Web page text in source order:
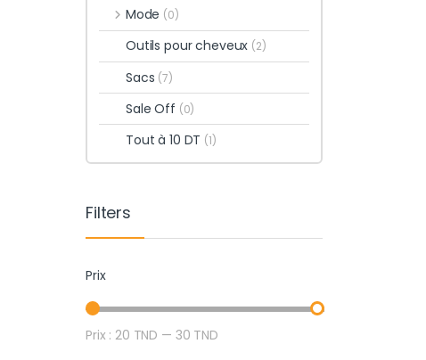
Mode (0)
Outils pour cheveux (2)
Sacs (7)
Sale Off (0)
Tout à 10 DT (1)
Filters
Prix
Prix min
Prix max
Prix : 20 TND — 30 TND